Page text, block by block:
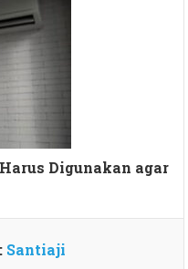
Digunakan agar
Santiaji